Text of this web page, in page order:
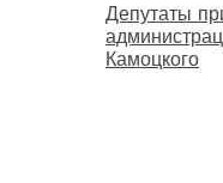
Депутаты
Камоцкого